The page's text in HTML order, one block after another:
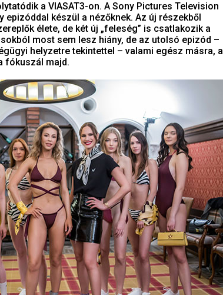
a VIASAT3-on. A Sony Pictures Television
készül a nézőknek. Az új részekből
élete, de két új „feleség” is csatlakozik a
most sem lesz hiány, de az utolsó epizód –
helyzetre tekintettel – valami egész másra, a
fókuszál majd.